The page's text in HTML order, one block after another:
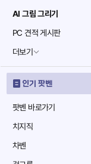
AI 그림 그리기
PC 견적 게시판
더보기
인기 팟벤
팟벤 바로가기
치지직
차벤